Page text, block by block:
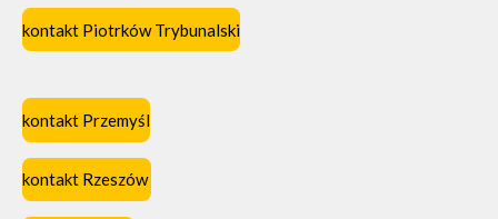
kontakt Piotrków Trybunalski
kontakt Przemyśl
kontakt Rzeszów